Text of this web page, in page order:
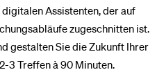
Assistenten, der auf
zugeschnitten ist.
gestalten Sie die Zukunft Ihrer
3 Treffen à 90 Minuten.